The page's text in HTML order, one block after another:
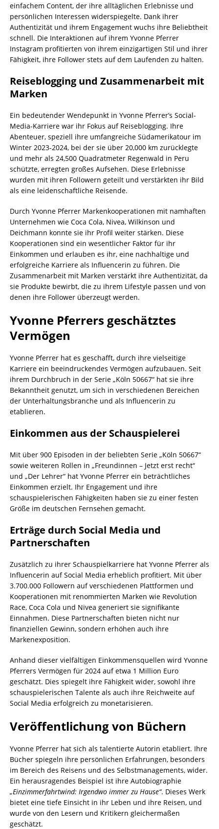
einfachem Content, der ihre alltäglichen Erlebnisse und
persönlichen Interessen widerspiegelte. Dank ihrer
Authentizität und ihrem Engagement wuchs ihre Beliebtheit
schnell. Die Interaktionen auf ihrem Yvonne Pferrer
Instagram profitierten von ihrem einzigartigen Stil und ihrer
Fähigkeit, ihre Follower stets auf dem Laufenden zu halten.
Reiseblogging und Zusammenarbeit mit
Marken
Ein bedeutender Wendepunkt in Yvonne Pferrer’s Social-
Media-Karriere war ihr Fokus auf Reiseblogging. Ihre
Abenteuer, speziell ihre umfangreiche Südamerikatour im
Winter 2023-2024, bei der sie über 20,000 km zurücklegte
und mehr als 24,500 Quadratmeter Regenwald in Peru
schützte, erregten großes Aufsehen. Diese Erlebnisse
wurden mit ihren Followern geteilt und verstärkten ihr Bild
als eine leidenschaftliche Reisende.
Durch Yvonne Pferrer Markenkooperationen mit namhaften
Unternehmen wie Coca Cola, Nivea, Wilkinson und
Deichmann konnte sie ihr Profil weiter stärken. Diese
Kooperationen sind ein wesentlicher Faktor für ihr
Einkommen und erlauben es ihr, eine nachhaltige und
erfolgreiche Karriere als Influencerin zu führen. Die
Zusammenarbeit mit Marken verstärkt ihre Authentizität, da
sie Produkte bewirbt, die zu ihrem Lifestyle passen und von
denen ihre Follower überzeugt werden.
Yvonne Pferrers geschätztes
Vermögen
Yvonne Pferrer hat es geschafft, durch ihre vielseitige
Karriere ein beeindruckendes Vermögen aufzubauen. Seit
ihrem Durchbruch in der Serie „Köln 50667“ hat sie ihre
Bekanntheit genutzt, um sich in verschiedenen Bereichen
der Unterhaltungsbranche und als Influencerin zu
etablieren.
Einkommen aus der Schauspielerei
Mit über 900 Episoden in der beliebten Serie „Köln 50667“
sowie weiteren Rollen in „Freundinnen – Jetzt erst recht“
und „Der Lehrer“ hat Yvonne Pferrer ein beträchtliches
Einkommen erzielt. Ihr Engagement und ihre
schauspielerischen Fähigkeiten haben sie zu einer festen
Größe im deutschen Fernsehen gemacht.
Erträge durch Social Media und
Partnerschaften
Zusätzlich zu ihrer Schauspielkarriere hat Yvonne Pferrer als
Influencerin auf Social Media erheblich profitiert. Mit über
3.700.000 Followern auf verschiedenen Plattformen und
Kooperationen mit renommierten Marken wie Revolution
Race, Coca Cola und Nivea generiert sie signifikante
Einnahmen. Diese Partnerschaften bieten nicht nur
finanziellen Gewinn, sondern erhöhen auch ihre
Markenexposition.
Anhand dieser vielfältigen Einkommensquellen wird Yvonne
Pferrers Vermögen für 2024 auf etwa 1 Million Euro
geschätzt. Dies spiegelt ihre Fähigkeit wider, sowohl ihre
schauspielerischen Talente als auch ihre Reichweite auf
Social Media erfolgreich zu monetarisieren.
Veröffentlichung von Büchern
Yvonne Pferrer hat sich als talentierte Autorin etabliert. Ihre
Bücher spiegeln ihre persönlichen Erfahrungen, besonders
im Bereich des Reisens und des Selbstmanagements, wider.
Ein herausragendes Beispiel ist ihre Autobiographie
„Einzimmerfahrtwind: Irgendwo immer zu Hause“. Dieses Werk
bietet eine tiefe Einsicht in ihr Leben und ihre Reisen, und
wurde von den Lesern und Kritikern gleichermaßen
geschätzt.